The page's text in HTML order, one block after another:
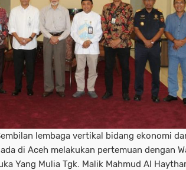
lembaga vertikal bidang ekonomi
di Aceh melakukan pertemuan dengan
Yang Mulia Tgk. Malik Mahmud Al